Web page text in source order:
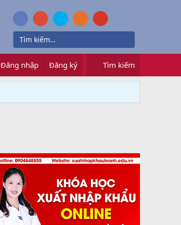
Đăng nhập Đăng ký Tìm kiếm